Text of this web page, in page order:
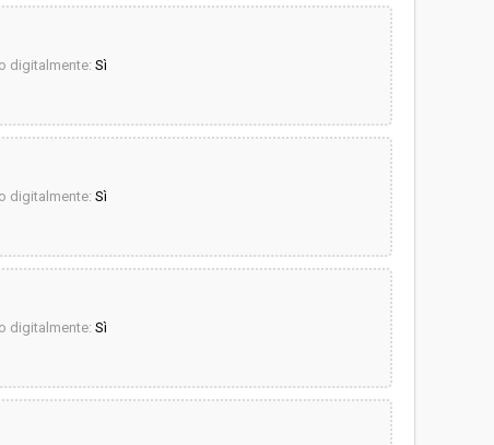
digitalmente: Sì
digitalmente: Sì
digitalmente: Sì